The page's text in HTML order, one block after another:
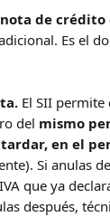
de
Es el
El SII
del mismo
en el
Si anulas
que ya
después,